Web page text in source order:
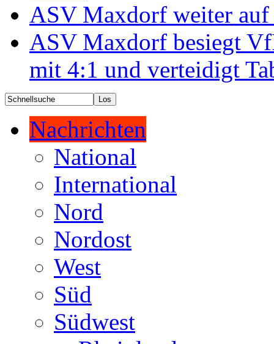
ASV Maxdorf weiter auf
ASV Maxdorf besiegt
mit 4:1 und verteidigt
Nachrichten
National
International
Nord
Nordost
West
Süd
Südwest